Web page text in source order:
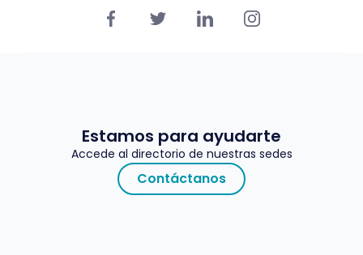
Estamos para ayudarte
Accede al directorio de nuestras sedes
Contáctanos